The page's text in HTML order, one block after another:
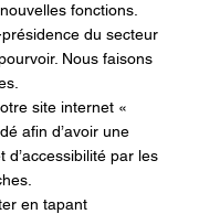
fonctions.
du secteur
Nous faisons
site internet «
afin d’avoir une
d’accessibilité par les
en tapant